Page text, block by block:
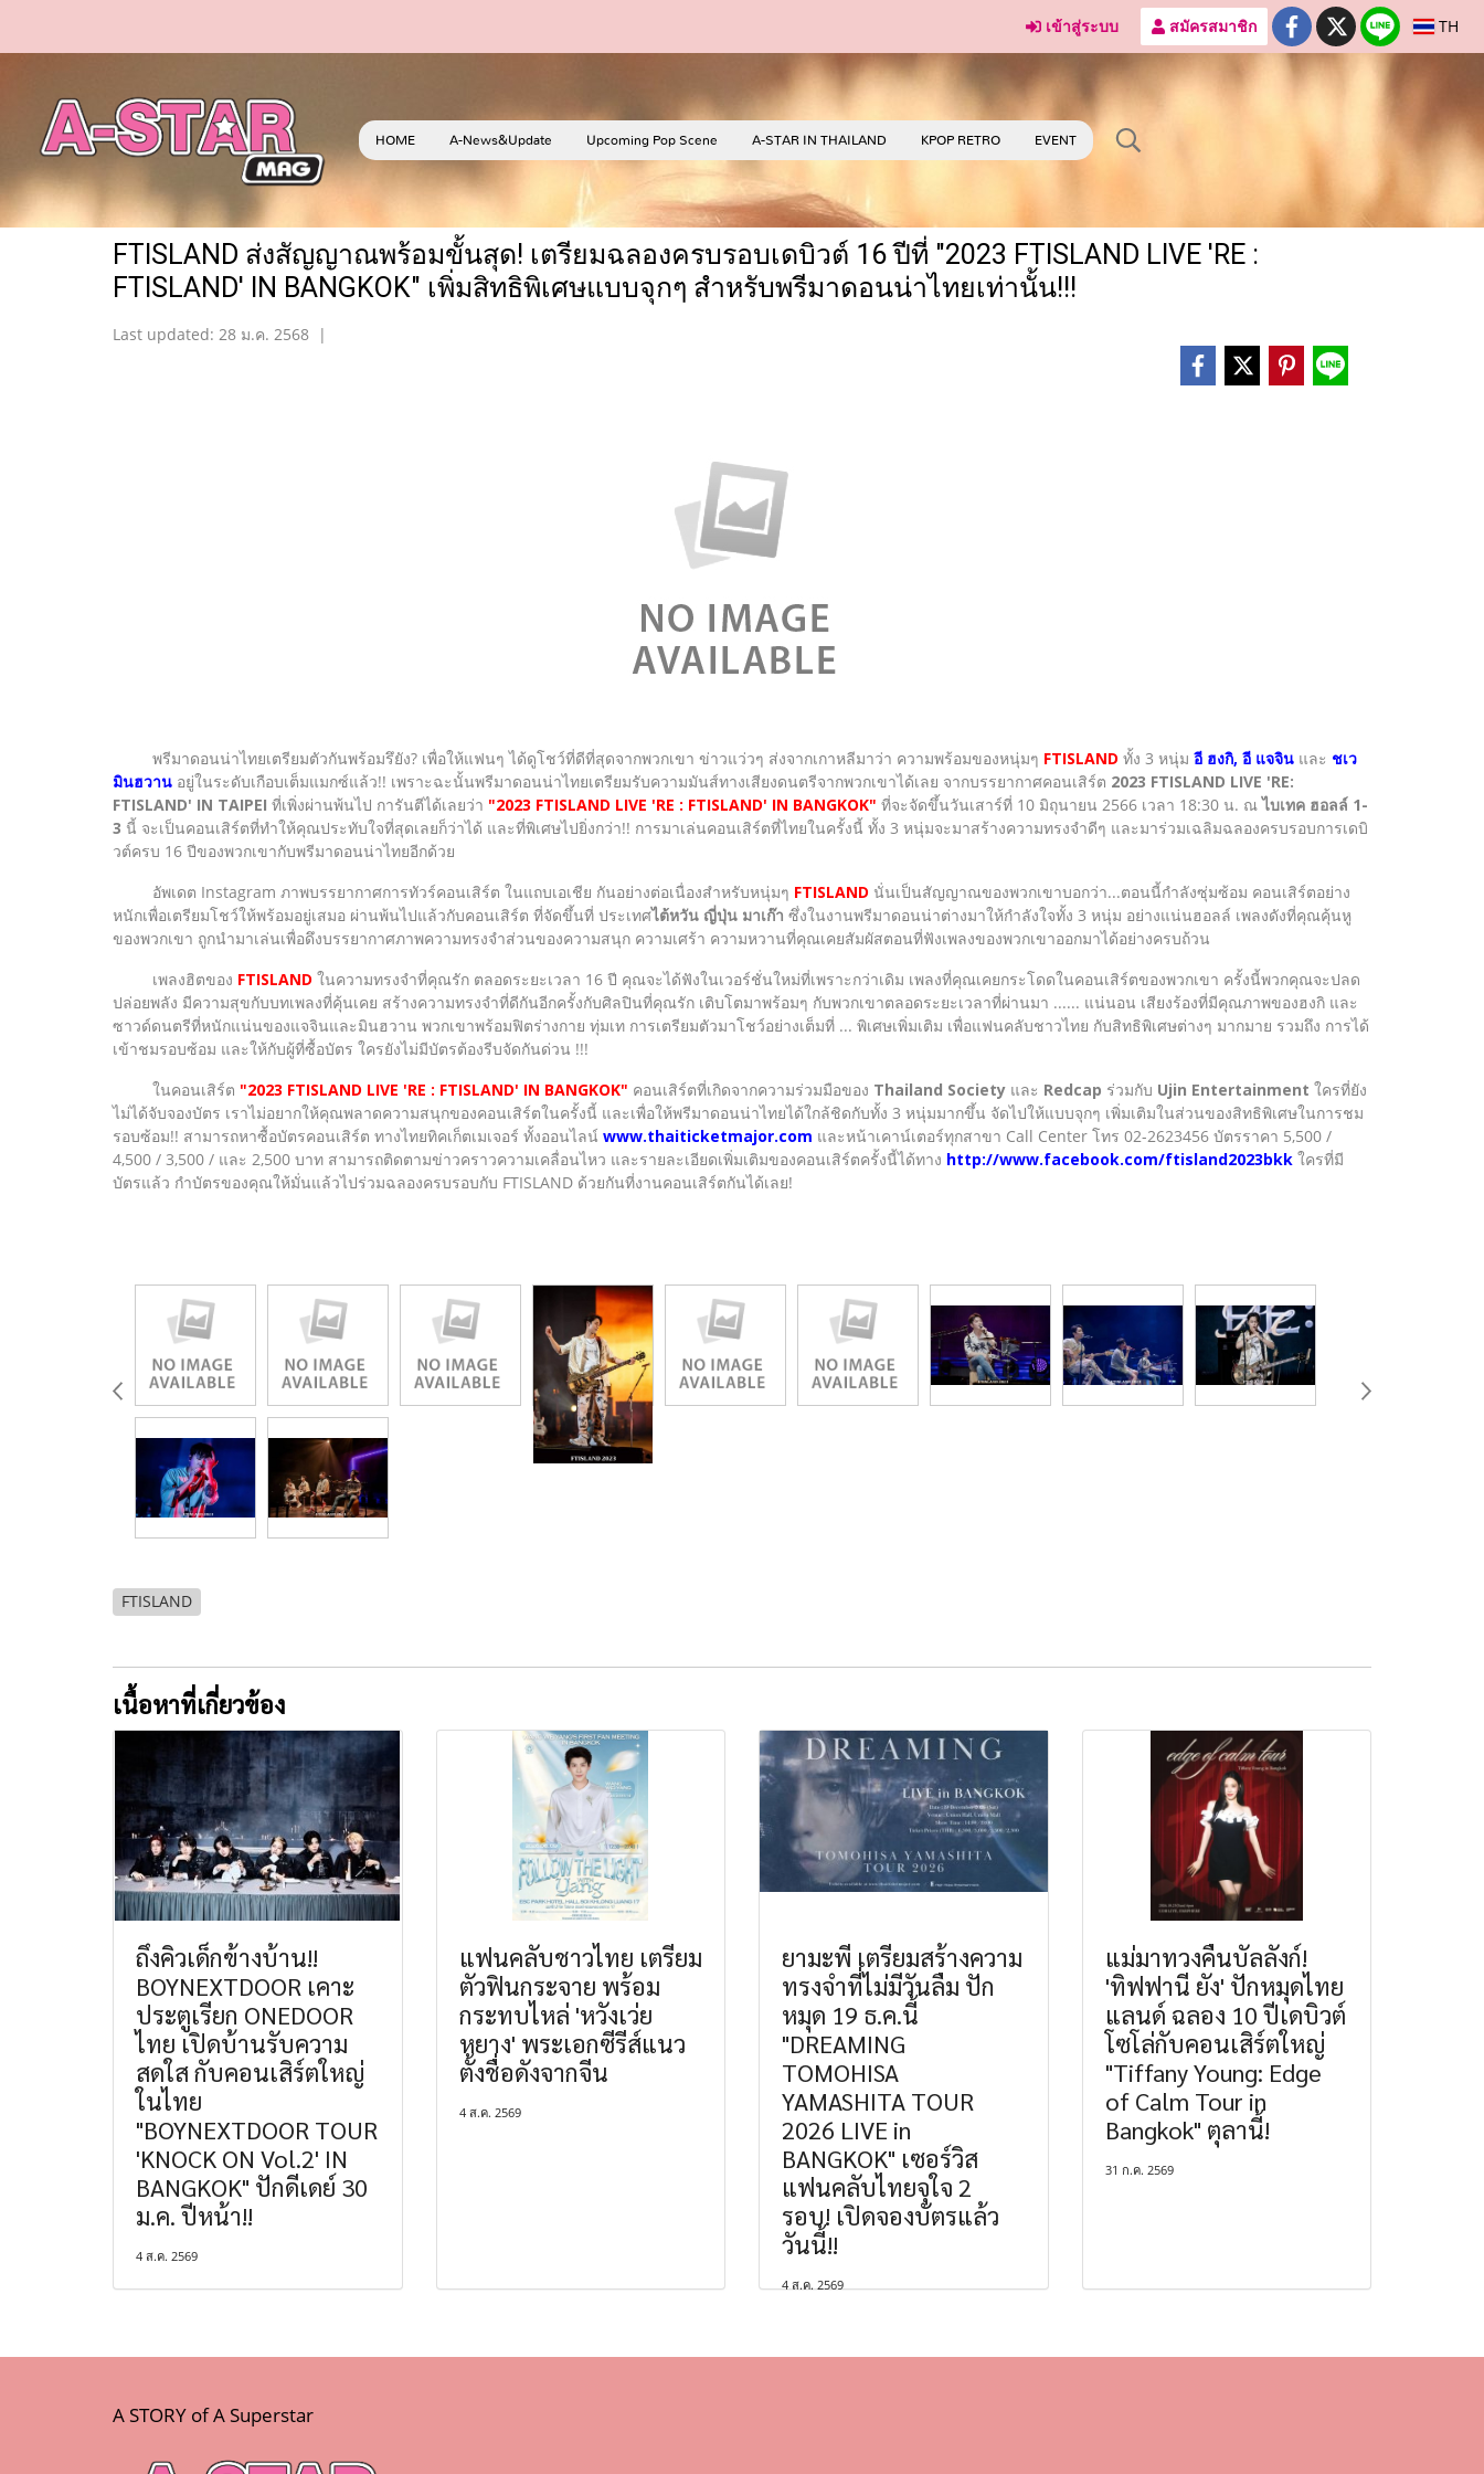
เข้าสู่ระบบ สมัครสมาชิก TH
HOME A-News&Update Upcoming Pop Scene A-STAR IN THAILAND KPOP RETRO EVENT
FTISLAND ส่งสัญญาณพร้อมขั้นสุด! เตรียมฉลองครบรอบเดบิวต์ 16 ปีที่ "2023 FTISLAND LIVE 'RE :
FTISLAND' IN BANGKOK" เพิ่มสิทธิพิเศษแบบจุกๆ สำหรับพรีมาดอนน่าไทยเท่านั้น!!!
Last updated: 28 ม.ค. 2568 |
พรีมาดอนน่าไทยเตรียมตัวกันพร้อมรึยัง? เพื่อให้แฟนๆ ได้ดูโชว์ที่ดีที่สุดจากพวกเขา ข่าวแว่วๆ ส่งจากเกาหลีมาว่า ความพร้อมของหนุ่มๆ FTISLAND ทั้ง 3 หนุ่ม อี ฮงกิ, อี แจจิน และ ชเว
มินฮวาน อยู่ในระดับเกือบเต็มแมกซ์แล้ว!! เพราะฉะนั้นพรีมาดอนน่าไทยเตรียมรับความมันส์ทางเสียงดนตรีจากพวกเขาได้เลย จากบรรยากาศคอนเสิร์ต 2023 FTISLAND LIVE 'RE:
FTISLAND' IN TAIPEI ที่เพิ่งผ่านพ้นไป การันตีได้เลยว่า "2023 FTISLAND LIVE 'RE : FTISLAND' IN BANGKOK" ที่จะจัดขึ้นวันเสาร์ที่ 10 มิถุนายน 2566 เวลา 18:30 น. ณไบเทค ฮอลล์ 1-
3 นี้ จะเป็นคอนเสิร์ตที่ทำให้คุณประทับใจที่สุดเลยก็ว่าได้ และที่พิเศษไปยิ่งกว่า!! การมาเล่นคอนเสิร์ตที่ไทยในครั้งนี้ ทั้ง 3 หนุ่มจะมาสร้างความทรงจำดีๆ และมาร่วมเฉลิมฉลองครบรอบการเดบิ
วต์ครบ 16 ปีของพวกเขากับพรีมาดอนน่าไทยอีกด้วย
อัพเดต Instagram ภาพบรรยากาศการทัวร์คอนเสิร์ต ในแถบเอเชีย กันอย่างต่อเนื่องสำหรับหนุ่มๆ FTISLAND นั่นเป็นสัญญาณของพวกเขาบอกว่า...ตอนนี้กำลังซุ่มซ้อม คอนเสิร์ตอย่าง
หนักเพื่อเตรียมโชว์ให้พร้อมอยู่เสมอ ผ่านพ้นไปแล้วกับคอนเสิร์ต ที่จัดขึ้นที่ ประเทศไต้หวัน ญี่ปุ่น มาเก๊า ซึ่งในงานพรีมาดอนน่าต่างมาให้กำลังใจทั้ง 3 หนุ่ม อย่างแน่นฮอลล์ เพลงดังที่คุณคุ้นหู
ของพวกเขา ถูกนำมาเล่นเพื่อดึงบรรยากาศภาพความทรงจำส่วนของความสนุก ความเศร้า ความหวานที่คุณเคยสัมผัสตอนที่ฟังเพลงของพวกเขาออกมาได้อย่างครบถ้วน
เพลงฮิตของ FTISLAND ในความทรงจำที่คุณรัก ตลอดระยะเวลา 16 ปี คุณจะได้ฟังในเวอร์ชั่นใหม่ที่เพราะกว่าเดิม เพลงที่คุณเคยกระโดดในคอนเสิร์ตของพวกเขา ครั้งนี้พวกคุณจะปลด
ปล่อยพลัง มีความสุขกับบทเพลงที่คุ้นเคย สร้างความทรงจำที่ดีกันอีกครั้งกับศิลปินที่คุณรัก เติบโตมาพร้อมๆ กับพวกเขาตลอดระยะเวลาที่ผ่านมา ...... แน่นอน เสียงร้องที่มีคุณภาพของฮงกิ และ
ซาวด์ดนตรีที่หนักแน่นของแจจินและมินฮวาน พวกเขาพร้อมฟิตร่างกาย ทุ่มเท การเตรียมตัวมาโชว์อย่างเต็มที่ ... พิเศษเพิ่มเติม เพื่อแฟนคลับชาวไทย กับสิทธิพิเศษต่างๆ มากมาย รวมถึง การได้
เข้าชมรอบซ้อม และให้กับผู้ที่ซื้อบัตร ใครยังไม่มีบัตรต้องรีบจัดกันด่วน !!!
ในคอนเสิร์ต "2023 FTISLAND LIVE 'RE : FTISLAND' IN BANGKOK" คอนเสิร์ตที่เกิดจากความร่วมมือของ Thailand Society และ Redcap ร่วมกับ Ujin Entertainment ใครที่ยัง
ไม่ได้จับจองบัตร เราไม่อยากให้คุณพลาดความสนุกของคอนเสิร์ตในครั้งนี้ และเพื่อให้พรีมาดอนน่าไทยได้ใกล้ชิดกับทั้ง 3 หนุ่มมากขึ้น จัดไปให้แบบจุกๆ เพิ่มเติมในส่วนของสิทธิพิเศษในการชม
รอบซ้อม!! สามารถหาซื้อบัตรคอนเสิร์ต ทางไทยทิคเก็ตเมเจอร์ ทั้งออนไลน์ www.thaiticketmajor.com และหน้าเคาน์เตอร์ทุกสาขา Call Center โทร 02-2623456 บัตรราคา 5,500 /
4,500 / 3,500 / และ 2,500 บาท สามารถติดตามข่าวคราวความเคลื่อนไหว และรายละเอียดเพิ่มเติมของคอนเสิร์ตครั้งนี้ได้ทาง http://www.facebook.com/ftisland2023bkk ใครที่มี
บัตรแล้ว กำบัตรของคุณให้มั่นแล้วไปร่วมฉลองครบรอบกับ FTISLAND ด้วยกันที่งานคอนเสิร์ตกันได้เลย!
FTISLAND
เนื้อหาที่เกี่ยวข้อง
ถึงคิวเด็กข้างบ้าน!!
BOYNEXTDOOR เคาะ
ประตูเรียก ONEDOOR
ไทย เปิดบ้านรับความ
สดใส กับคอนเสิร์ตใหญ่
ในไทย
"BOYNEXTDOOR TOUR
'KNOCK ON Vol.2' IN
BANGKOK" ปักดีเดย์ 30
ม.ค. ปีหน้า!!
4 ส.ค. 2569
แฟนคลับชาวไทย เตรียม
ตัวฟินกระจาย พร้อม
กระทบไหล่ 'หวังเว่ย
หยาง' พระเอกซีรีส์แนว
ตั้งชื่อดังจากจีน
4 ส.ค. 2569
ยามะพี เตรียมสร้างความ
ทรงจำที่ไม่มีวันลืม ปัก
หมุด 19 ธ.ค.นี้
"DREAMING
TOMOHISA
YAMASHITA TOUR
2026 LIVE in
BANGKOK" เซอร์วิส
แฟนคลับไทยจุใจ 2
รอบ! เปิดจองบัตรแล้ว
วันนี้!!
4 ส.ค. 2569
แม่มาทวงคืนบัลลังก์!
'ทิฟฟานี ยัง' ปักหมุดไทย
แลนด์ ฉลอง 10 ปีเดบิวต์
โซโล่กับคอนเสิร์ตใหญ่
"Tiffany Young: Edge
of Calm Tour in
Bangkok" ตุลานี้!
31 ก.ค. 2569
A STORY of A Superstar